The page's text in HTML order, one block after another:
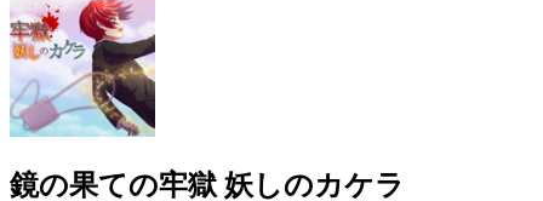
鏡の果ての牢獄 妖しのカケラ